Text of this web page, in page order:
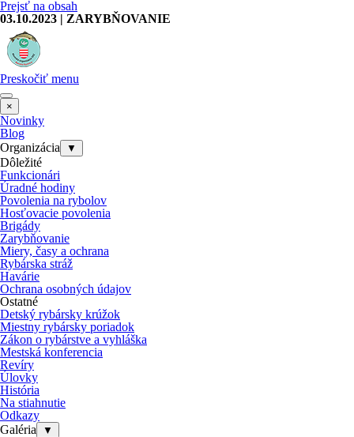
Prejsť na obsah
03.10.2023 | ZARYBŇOVANIE
Preskočiť menu
×
Novinky
Blog
Organizácia
▼
Dôležité
Funkcionári
Úradné hodiny
Povolenia na rybolov
Hosťovacie povolenia
Brigády
Zarybňovanie
Miery, časy a ochrana
Rybárska stráž
Havárie
Ochrana osobných údajov
Ostatné
Detský rybársky krúžok
Miestny rybársky poriadok
Zákon o rybárstve a vyhláška
Mestská konferencia
Revíry
Úlovky
História
Na stiahnutie
Odkazy
Galéria
▼